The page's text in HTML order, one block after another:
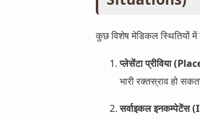
कुछ विशेष मेडिकल स्थितियों
प्लेसेंटा प्रीविया
भारी रक्तस्राव हो
सर्वाइकल